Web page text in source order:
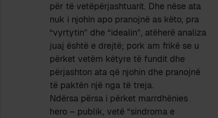
për të vetëpërjashtuarit. Dhe nëse ata
nuk i njohin apo pranojnë as këto, pra
“vyrtytin” dhe “idealin”, atëherë analiza
juaj është e drejtë; pork am frikë se u
përket vetëm këtyre të fundit dhe
përjashton ata që njohin dhe pranojnë
të paktën një nga të treja.
Ndërsa përsa i përket marrdhënies
hero – publik, vetë “sindroma e